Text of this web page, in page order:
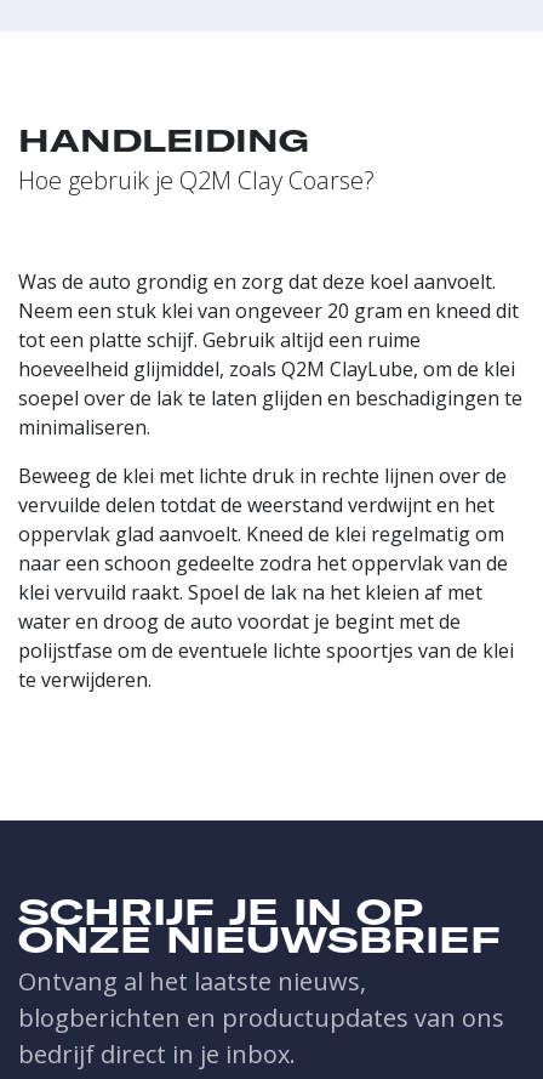
HANDLEIDING
Hoe gebruik je Q2M Clay Coarse?
Was de auto grondig en zorg dat deze koel aanvoelt.
Neem een stuk klei van ongeveer 20 gram en kneed dit
tot een platte schijf. Gebruik altijd een ruime
hoeveelheid glijmiddel, zoals Q2M ClayLube, om de klei
soepel over de lak te laten glijden en beschadigingen te
minimaliseren.
Beweeg de klei met lichte druk in rechte lijnen over de
vervuilde delen totdat de weerstand verdwijnt en het
oppervlak glad aanvoelt. Kneed de klei regelmatig om
naar een schoon gedeelte zodra het oppervlak van de
klei vervuild raakt. Spoel de lak na het kleien af met
water en droog de auto voordat je begint met de
polijstfase om de eventuele lichte spoortjes van de klei
te verwijderen.
SCHRIJF JE IN OP
ONZE NIEUWSBRIEF
Ontvang al het laatste nieuws,
blogberichten en productupdates van ons
bedrijf direct in je inbox.